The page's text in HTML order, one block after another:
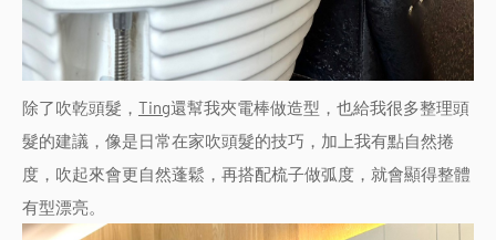
除了吹乾頭髮， Ting還幫我夾電棒做造型，也給我很多整理頭
髮的建議，像是日常在家吹頭髮的技巧，加上我有點自然捲
度，吹起來會更自然蓬鬆，再搭配梳子做弧度，就會顯得整體
有型漂亮。